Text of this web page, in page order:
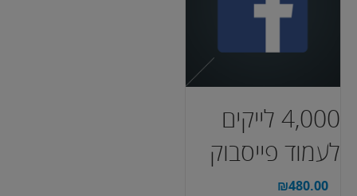
4,000 לייקים
לעמוד פייסבוק
₪480.00